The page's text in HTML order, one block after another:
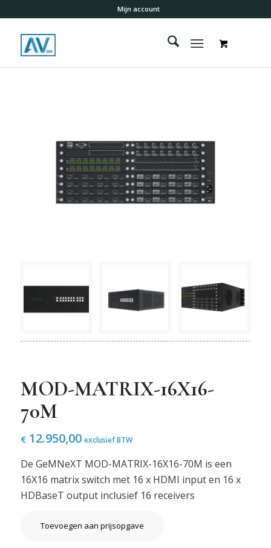
Mijn account
MOD-MATRIX-16X16-
70M
€12.950,00 exclusief BTW
De GeMNeXT MOD-MATRIX-16X16-70M is een
16X16 matrix switch met 16 x HDMI input en 16 x
HDBaseT output inclusief 16 receivers
Toevoegen aan prijsopgave